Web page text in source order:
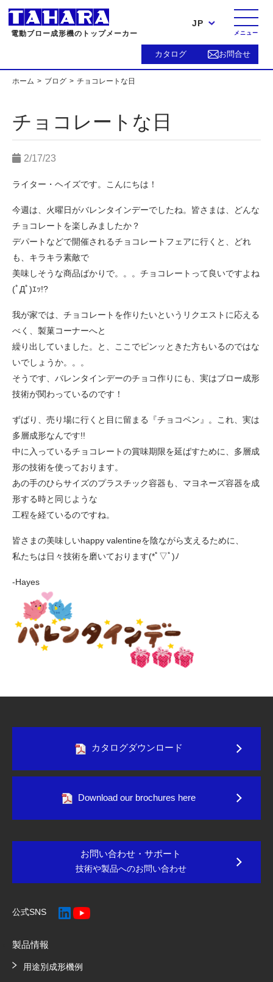
電動ブロー成形機のトップメーカー
JP
メニュー
カタログ お問合せ
ホーム ブログ チョコレートな日
チョコレートな日
2/17/23
ライター・ヘイズです。こんにちは！
今週は、火曜日がバレンタインデーでしたね。皆さまは、どんな
チョコレートを楽しみましたか？
デパートなどで開催されるチョコレートフェアに行くと、どれ
も、キラキラ素敵で
美味しそうな商品ばかりで。。。チョコレートって良いですよね
(ﾟДﾟ)ｴｯ!?
我が家では、チョコレートを作りたいというリクエストに応える
べく、製菓コーナーへと
繰り出していました。と、ここでピンッときた方もいるのではな
いでしょうか。。。
そうです、バレンタインデーのチョコ作りにも、実はブロー成形
技術が関わっているのです！
ずばり、売り場に行くと目に留まる『チョコペン』。これ、実は
多層成形なんです!!
中に入っているチョコレートの賞味期限を延ばすために、多層成
形の技術を使っております。
あの手のひらサイズのプラスチック容器も、マヨネーズ容器を成
形する時と同じような
工程を経ているのですね。
皆さまの美味しいhappy valentineを陰ながら支えるために、
私たちは日々技術を磨いております(*ﾟ▽ﾟ)ﾉ
-Hayes
製品情報
用途別成形機例
カタログダウンロード
Download our brochures here
お問い合わせ・サポート
技術や製品へのお問い合わせ
公式SNS